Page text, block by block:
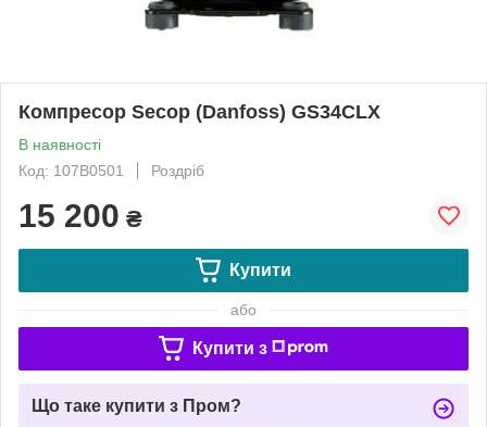
Компресор Secop (Danfoss) GS34CLX
В наявності
Код: 107B0501
Роздріб
15 200 ₴
Купити
або
Купити з
Що таке купити з Пром?